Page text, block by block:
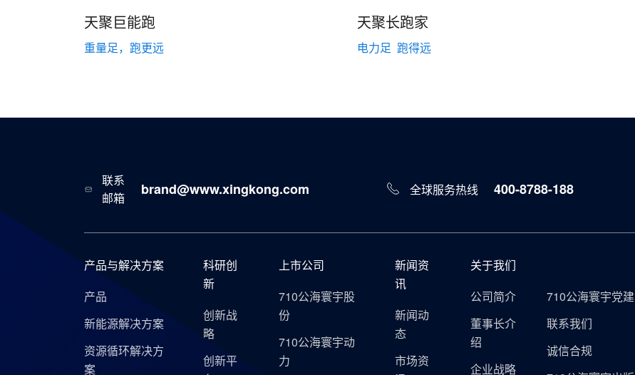
天聚巨能跑
重量足，跑更远
天聚长跑家
电力足 跑得远
联系
邮箱
brand@www.xingkong.com 全球服务热线 400-8788-188
产品与解决方案
产品
新能源解决方案
资源循环解决方
案
科研创
新
创新战
略
创新平
上市公司
710公海寰宇股
份
710公海寰宇动
力
新闻资
讯
新闻动
态
市场资
关于我们
公司简介
董事长介
绍
企业战略
710公海寰宇党建
联系我们
诚信合规